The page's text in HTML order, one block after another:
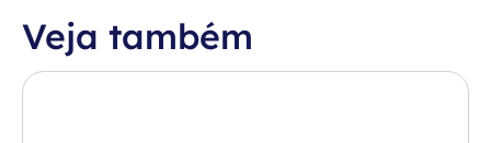
Veja também